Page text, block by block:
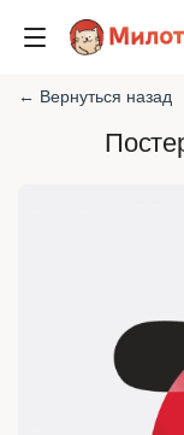
← Вернуться назад